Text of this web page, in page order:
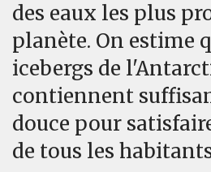
des eaux les plus
planète. On estime
icebergs de
contiennent
douce pour
de tous les